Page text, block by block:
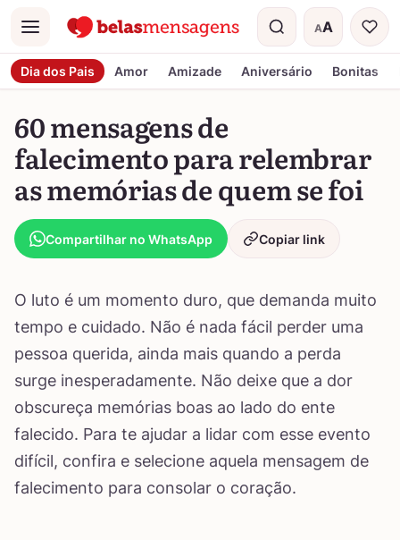
Menu AA
Tamanho do
Dia dos Pais Amor Amizade Aniversário Bonitas
60 mensagens de
falecimento para relembrar
as memórias de quem se foi
Compartilhar no WhatsApp Copiar link
O luto é um momento duro, que demanda muito
tempo e cuidado. Não é nada fácil perder uma
pessoa querida, ainda mais quando a perda
surge inesperadamente. Não deixe que a dor
obscureça memórias boas ao lado do ente
falecido. Para te ajudar a lidar com esse evento
difícil, confira e selecione aquela mensagem de
falecimento para consolar o coração.